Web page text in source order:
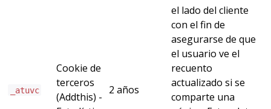
_atuvc
Cookie de
terceros
(Addthis) -
2 años
el lado del cliente
con el fin de
asegurarse de que
el usuario ve el
recuento
actualizado si se
comparte una